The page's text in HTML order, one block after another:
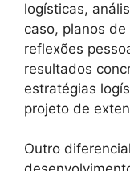
logísticas,
caso, planos
reflexões
resultados
estratégias
projeto de
Outro